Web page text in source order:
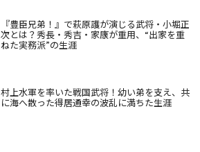
『豊臣兄弟！』で萩原護が演じる武将・小堀正
次とは？秀長・秀吉・家康が重用、“出家を重
ねた実務派”の生涯
村上水軍を率いた戦国武将！幼い弟を支え、共
に海へ散った得居通幸の波乱に満ちた生涯